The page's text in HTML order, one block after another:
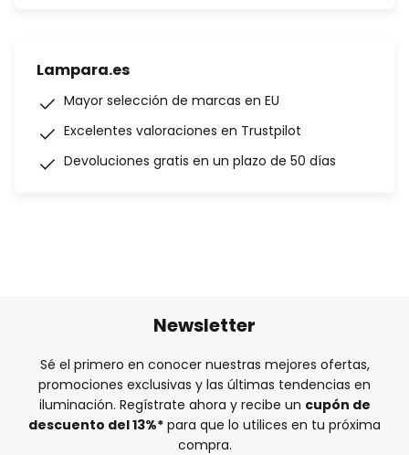
Lampara.es
Mayor selección de marcas en EU
Excelentes valoraciones en Trustpilot
Devoluciones gratis en un plazo de 50 días
Newsletter
Sé el primero en conocer nuestras mejores ofertas,
promociones exclusivas y las últimas tendencias en
iluminación. Regístrate ahora y recibe un cupón de
descuento del13%* para que lo utilices en tu próxima
compra.